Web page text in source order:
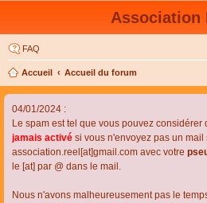
Association
FAQ
Accueil Accueil du forum
04/01/2024 :
Le spam est tel que vous pouvez considérer
jamais activé si vous n'envoyez pas un mail
association.reel[at]gmail.com avec votre
le [at] par @ dans le mail.
Nous n'avons malheureusement pas le